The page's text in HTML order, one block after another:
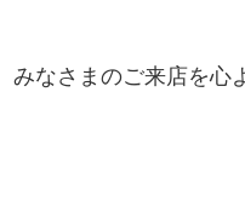
みなさまのご来店を心